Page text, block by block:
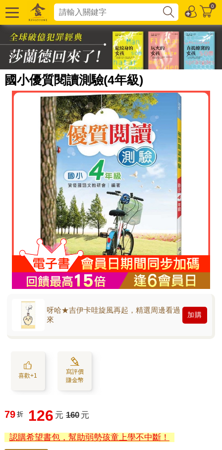
0
國小優質閱讀測驗(4年級)
呀哈★吉伊卡哇旋風再起，精選周邊看過
來
加購
喜歡+1
寫評價
賺金幣
79 折 126 元 160 元
認購希望書包，幫助弱勢孩童上學不中斷！